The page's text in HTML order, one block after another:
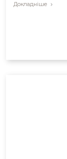
Докладніше